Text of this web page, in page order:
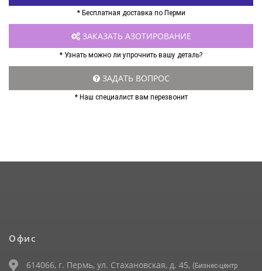
* Бесплатная доставка по Перми
ЗАКАЗАТЬ АЗОТИРОВАНИЕ
* Узнать можно ли упрочнить вашу деталь?
ЗАДАТЬ ВОПРОС
* Наш специалист вам перезвонит
Офис
614066, г. Пермь, ул. Стахановская, д. 45, (Бизнес-центр